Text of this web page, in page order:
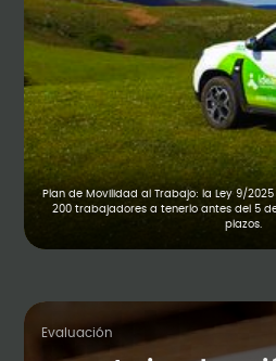
Plan de Movilidad al Trabajo: la Ley 9/
200 trabajadores a tenerlo antes del 5
plazos.
Evaluación